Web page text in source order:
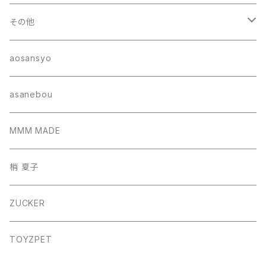
その他
ポーチ
帽子
サコッシュ
巾着バッグ
バッグ
フォトフレーム
aosansyo
asanebou
MMM MADE
梢 夏子
ZUCKER
TOYZPET